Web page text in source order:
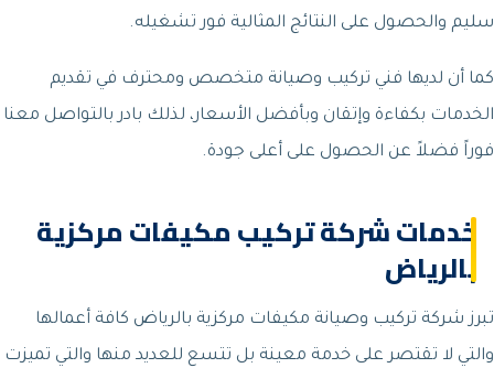
سليم والحصول على النتائج المثالية فور تشغيله.
كما أن لديها فني تركيب وصيانة متخصص ومحترف في تقديم
الخدمات بكفاءة وإتقان وبأفضل الأسعار، لذلك بادر بالتواصل معنا
فوراً فضلاً عن الحصول على أعلى جودة.
خدمات شركة تركيب مكيفات مركزية
بالرياض
تبرز شركة تركيب وصيانة مكيفات مركزية بالرياض كافة أعمالها
والتي لا تقتصر على خدمة معينة بل تتسع للعديد منها والتي تميزت